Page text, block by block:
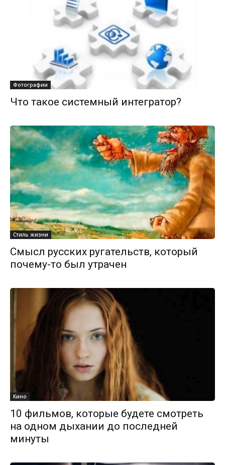
Фотографии
Что такое системный интегратор?
Стиль жизни
Смысл русских ругательств, который
почему-то был утрачен
Кино
10 фильмов, которые будете смотреть
на одном дыхании до последней
минуты